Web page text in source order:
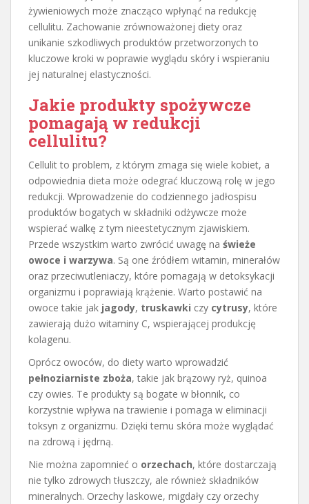
żywieniowych może znacząco wpłynąć na redukcję
cellulitu. Zachowanie zrównoważonej diety oraz
unikanie szkodliwych produktów przetworzonych to
kluczowe kroki w poprawie wyglądu skóry i wspieraniu
jej naturalnej elastyczności.
Jakie produkty spożywcze
pomagają w redukcji
cellulitu?
Cellulit to problem, z którym zmaga się wiele kobiet, a
odpowiednia dieta może odegrać kluczową rolę w jego
redukcji. Wprowadzenie do codziennego jadłospisu
produktów bogatych w składniki odżywcze może
wspierać walkę z tym nieestetycznym zjawiskiem.
Przede wszystkim warto zwrócić uwagę na świeże
owoce i warzywa. Są one źródłem witamin, minerałów
oraz przeciwutleniaczy, które pomagają w detoksykacji
organizmu i poprawiają krążenie. Warto postawić na
owoce takie jak jagody, truskawki czy cytrusy, które
zawierają dużo witaminy C, wspierającej produkcję
kolagenu.
Oprócz owoców, do diety warto wprowadzić
pełnoziarniste zboża, takie jak brązowy ryż, quinoa
czy owies. Te produkty są bogate w błonnik, co
korzystnie wpływa na trawienie i pomaga w eliminacji
toksyn z organizmu. Dzięki temu skóra może wyglądać
na zdrową i jędrną.
Nie można zapomnieć o orzechach, które dostarczają
nie tylko zdrowych tłuszczy, ale również składników
mineralnych. Orzechy laskowe, migdały czy orzechy